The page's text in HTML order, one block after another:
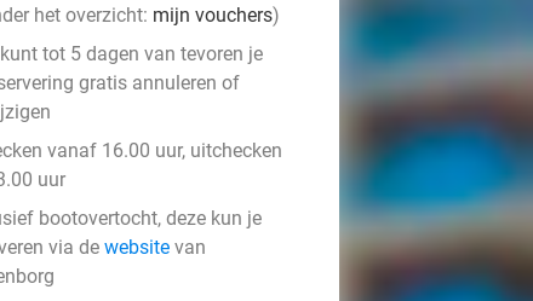
het overzicht: mijn vouchers)
tot 5 dagen van tevoren je
gratis annuleren of
vanaf 16.00 uur, uitchecken
uur
bootovertocht, deze kun je
via de website van